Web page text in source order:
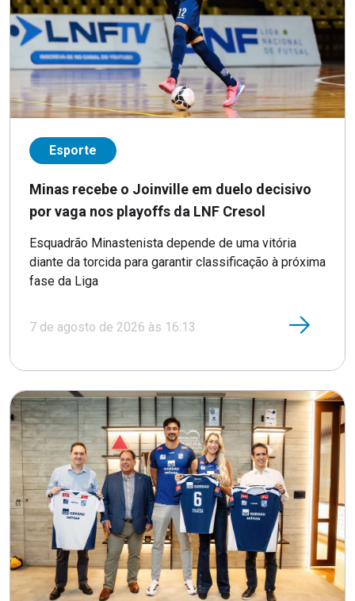
Esporte
Minas recebe o Joinville em duelo decisivo
por vaga nos playoffs da LNF Cresol
Esquadrão Minastenista depende de uma vitória
diante da torcida para garantir classificação à próxima
fase da Liga
7 de agosto de 2026 às 16:13